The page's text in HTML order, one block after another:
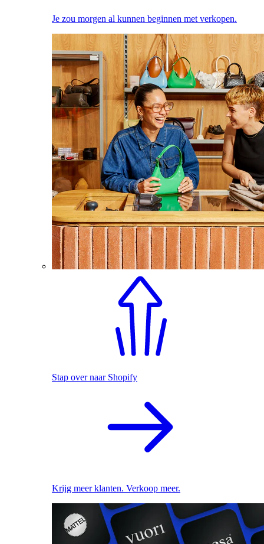
Je zou morgen al kunnen beginnen met verkopen.
Stap over naar Shopify
Krijg meer klanten. Verkoop meer.